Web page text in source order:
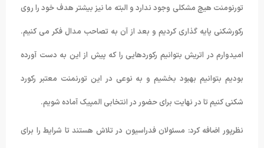
تورنومنت هیچ مشکلی وجود ندارد و البته ما نیز بیشتر هدف خود را روی
رکورشکنی پایه گذاری کردیم و بعد از آن به تصاحب مدال فکر می کنیم.
امیدوارم در اتریش بتوانیم رکوردهایی را که پیش از این به دست آورده
بودیم بتوانیم بهبود بخشیم و به نوعی در این تورنمنت معتبر رکورد
شکنی کنیم تا در نهایت برای حضور در انتخابی المپیک آماده شویم.
نظرپور اضافه کرد: مسئولان فدراسیون در تلاش هستند تا شرایط را برای